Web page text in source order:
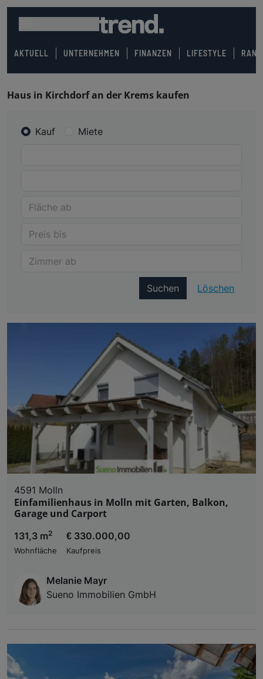
AKTUELL UNTERNEHMEN FINANZEN LIFESTYLE
Haus in Kirchdorf an der Krems kaufen
Kauf Miete
Suchen Löschen
4591 Molln
Einfamilienhaus in Molln mit Garten, Balkon,
Garage und Carport
131,3 m2
Wohnfläche
€ 330.000,00
Kaufpreis
Melanie Mayr
Sueno Immobilien GmbH